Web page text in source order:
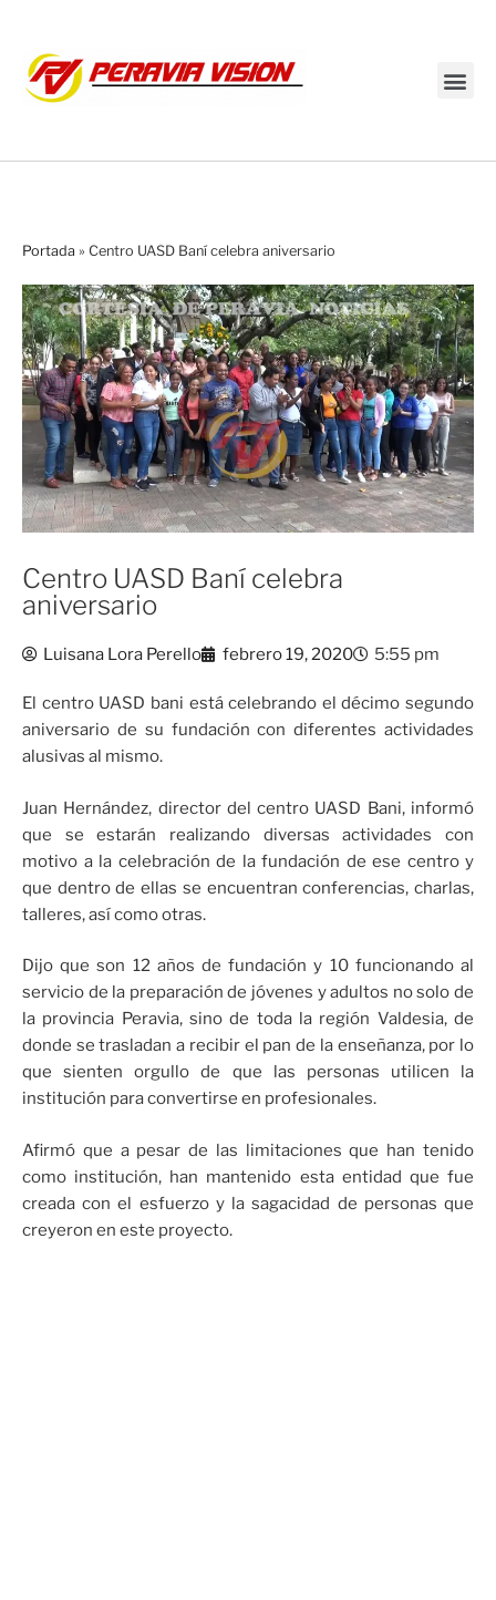
Portada » Centro UASD Baní celebra aniversario
Centro UASD Baní celebra
aniversario
Luisana Lora Perello febrero 19, 2020 5:55 pm
El centro UASD bani está celebrando el décimo segundo
aniversario de su fundación con diferentes actividades
alusivas al mismo.
Juan Hernández, director del centro UASD Bani, informó
que se estarán realizando diversas actividades con
motivo a la celebración de la fundación de ese centro y
que dentro de ellas se encuentran conferencias, charlas,
talleres, así como otras.
Dijo que son 12 años de fundación y 10 funcionando al
servicio de la preparación de jóvenes y adultos no solo de
la provincia Peravia, sino de toda la región Valdesia, de
donde se trasladan a recibir el pan de la enseñanza, por lo
que sienten orgullo de que las personas utilicen la
institución para convertirse en profesionales.
Afirmó que a pesar de las limitaciones que han tenido
como institución, han mantenido esta entidad que fue
creada con el esfuerzo y la sagacidad de personas que
creyeron en este proyecto.